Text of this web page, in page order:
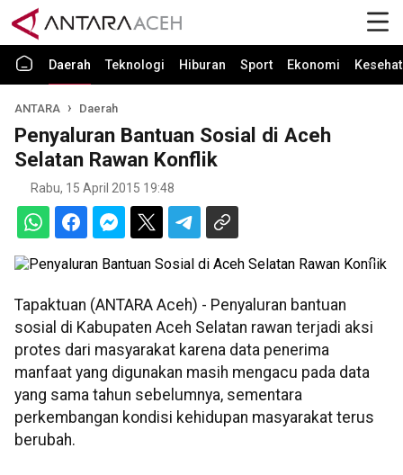
Daerah Teknologi Hiburan Sport Ekonomi
ANTARA Daerah
Penyaluran Bantuan Sosial di Aceh
Selatan Rawan Konflik
Rabu, 15 April 2015 19:48
Tapaktuan (ANTARA Aceh) - Penyaluran bantuan
sosial di Kabupaten Aceh Selatan rawan terjadi aksi
protes dari masyarakat karena data penerima
manfaat yang digunakan masih mengacu pada data
yang sama tahun sebelumnya, sementara
perkembangan kondisi kehidupan masyarakat terus
berubah.